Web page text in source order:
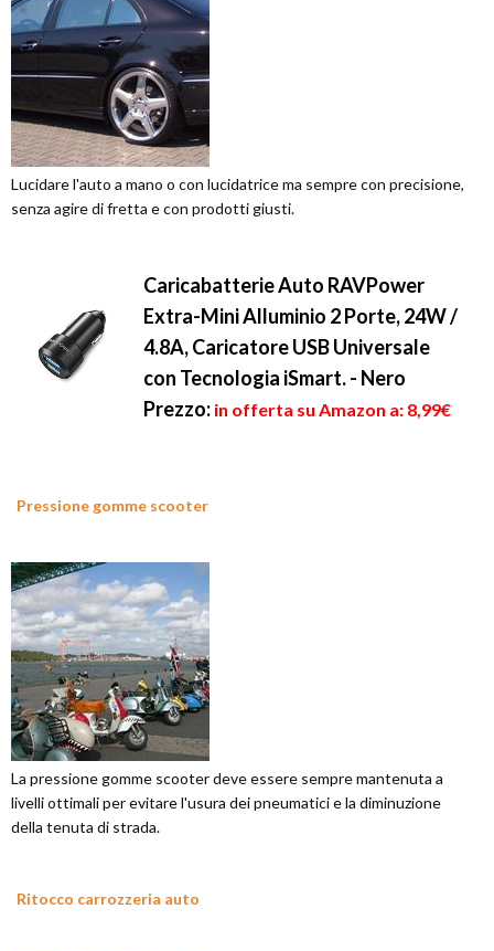
Lucidare l'auto a mano o con lucidatrice ma sempre con precisione,
senza agire di fretta e con prodotti giusti.
Caricabatterie Auto RAVPower
Extra-Mini Alluminio 2 Porte, 24W /
4.8A, Caricatore USB Universale
con Tecnologia iSmart. - Nero
Prezzo: in offerta su Amazon a: 8,99€
Pressione gomme scooter
La pressione gomme scooter deve essere sempre mantenuta a
livelli ottimali per evitare l'usura dei pneumatici e la diminuzione
della tenuta di strada.
Ritocco carrozzeria auto